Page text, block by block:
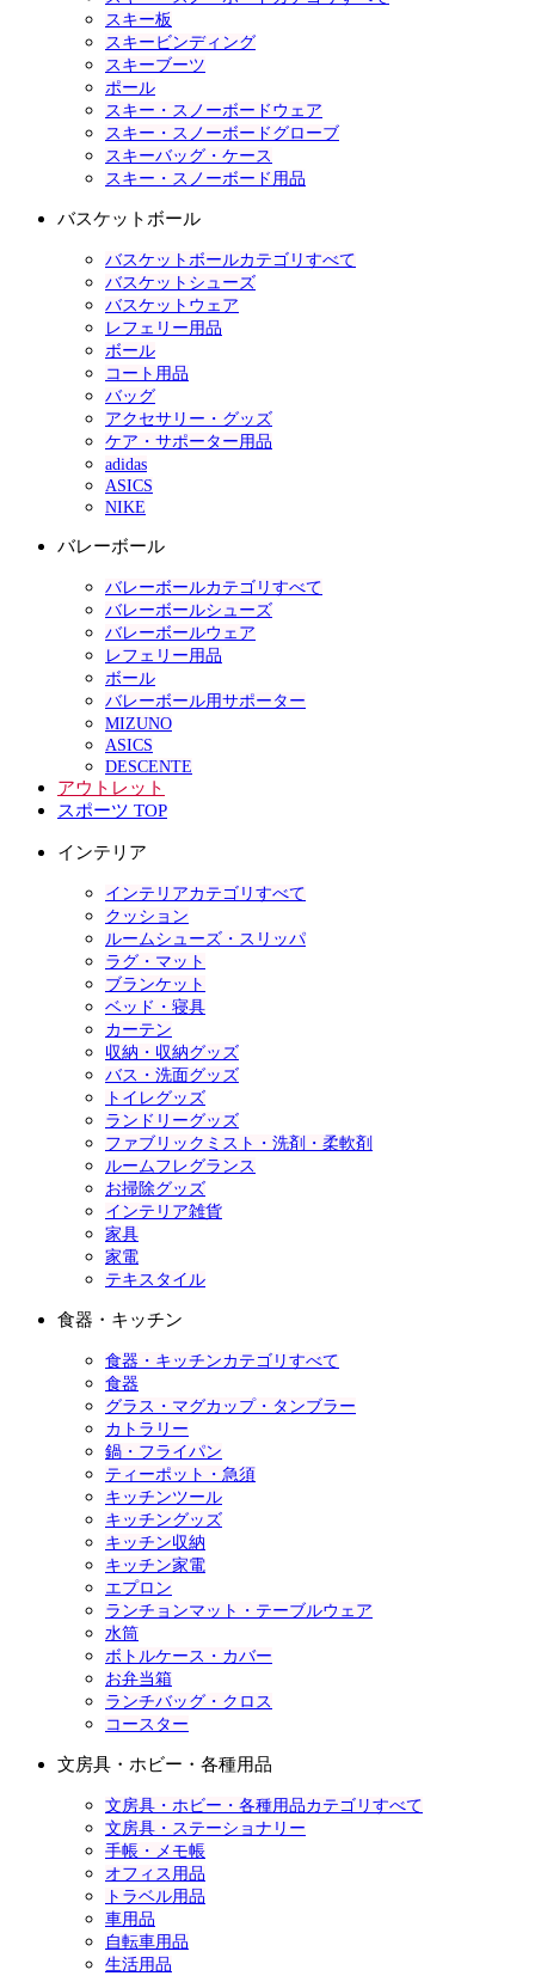
スキー板
スキービンディング
スキーブーツ
ポール
スキー・スノーボードウェア
スキー・スノーボードグローブ
スキーバッグ・ケース
スキー・スノーボード用品
バスケットボール
バスケットボールカテゴリすべて
バスケットシューズ
バスケットウェア
レフェリー用品
ボール
コート用品
バッグ
アクセサリー・グッズ
ケア・サポーター用品
adidas
ASICS
NIKE
バレーボール
バレーボールカテゴリすべて
バレーボールシューズ
バレーボールウェア
レフェリー用品
ボール
バレーボール用サポーター
MIZUNO
ASICS
DESCENTE
アウトレット
スポーツ TOP
インテリア
インテリアカテゴリすべて
クッション
ルームシューズ・スリッパ
ラグ・マット
ブランケット
ベッド・寝具
カーテン
収納・収納グッズ
バス・洗面グッズ
トイレグッズ
ランドリーグッズ
ファブリックミスト・洗剤・柔軟剤
ルームフレグランス
お掃除グッズ
インテリア雑貨
家具
家電
テキスタイル
食器・キッチン
食器・キッチンカテゴリすべて
食器
グラス・マグカップ・タンブラー
カトラリー
鍋・フライパン
ティーポット・急須
キッチンツール
キッチングッズ
キッチン収納
キッチン家電
エプロン
ランチョンマット・テーブルウェア
水筒
ボトルケース・カバー
お弁当箱
ランチバッグ・クロス
コースター
文房具・ホビー・各種用品
文房具・ホビー・各種用品カテゴリすべて
文房具・ステーショナリー
手帳・メモ帳
オフィス用品
トラベル用品
車用品
自転車用品
生活用品